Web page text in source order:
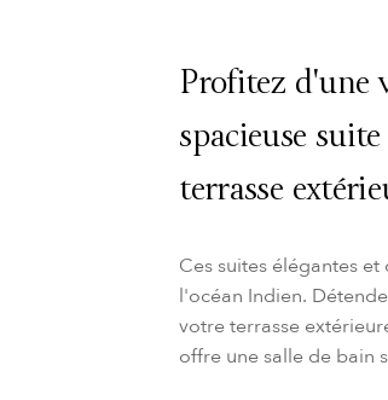
Profitez d'une
spacieuse
terrasse
Ces suites élégantes
l'océan Indien.
votre terrasse
offre une salle de bain